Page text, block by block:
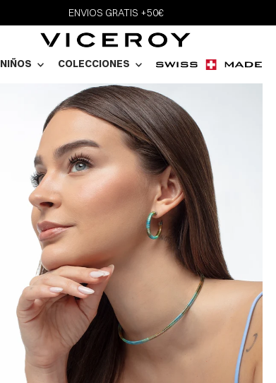
ENVIOS GRATIS +50€
NIÑOS COLECCIONES